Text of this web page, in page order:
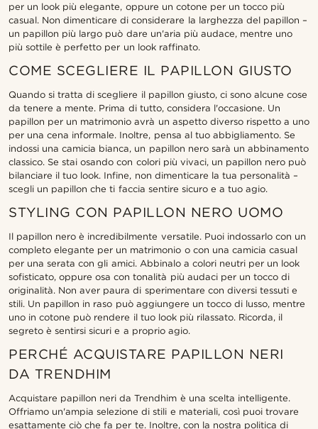
per un look più elegante, oppure un cotone per un tocco più
casual. Non dimenticare di considerare la larghezza del papillon –
un papillon più largo può dare un'aria più audace, mentre uno
più sottile è perfetto per un look raffinato.
COME SCEGLIERE IL PAPILLON GIUSTO
Quando si tratta di scegliere il papillon giusto, ci sono alcune cose
da tenere a mente. Prima di tutto, considera l'occasione. Un
papillon per un matrimonio avrà un aspetto diverso rispetto a uno
per una cena informale. Inoltre, pensa al tuo abbigliamento. Se
indossi una camicia bianca, un papillon nero sarà un abbinamento
classico. Se stai osando con colori più vivaci, un papillon nero può
bilanciare il tuo look. Infine, non dimenticare la tua personalità –
scegli un papillon che ti faccia sentire sicuro e a tuo agio.
STYLING CON PAPILLON NERO UOMO
Il papillon nero è incredibilmente versatile. Puoi indossarlo con un
completo elegante per un matrimonio o con una camicia casual
per una serata con gli amici. Abbinalo a colori neutri per un look
sofisticato, oppure osa con tonalità più audaci per un tocco di
originalità. Non aver paura di sperimentare con diversi tessuti e
stili. Un papillon in raso può aggiungere un tocco di lusso, mentre
uno in cotone può rendere il tuo look più rilassato. Ricorda, il
segreto è sentirsi sicuri e a proprio agio.
PERCHÉ ACQUISTARE PAPILLON NERI
DA TRENDHIM
Acquistare papillon neri da Trendhim è una scelta intelligente.
Offriamo un'ampia selezione di stili e materiali, così puoi trovare
esattamente ciò che fa per te. Inoltre, con la nostra politica di